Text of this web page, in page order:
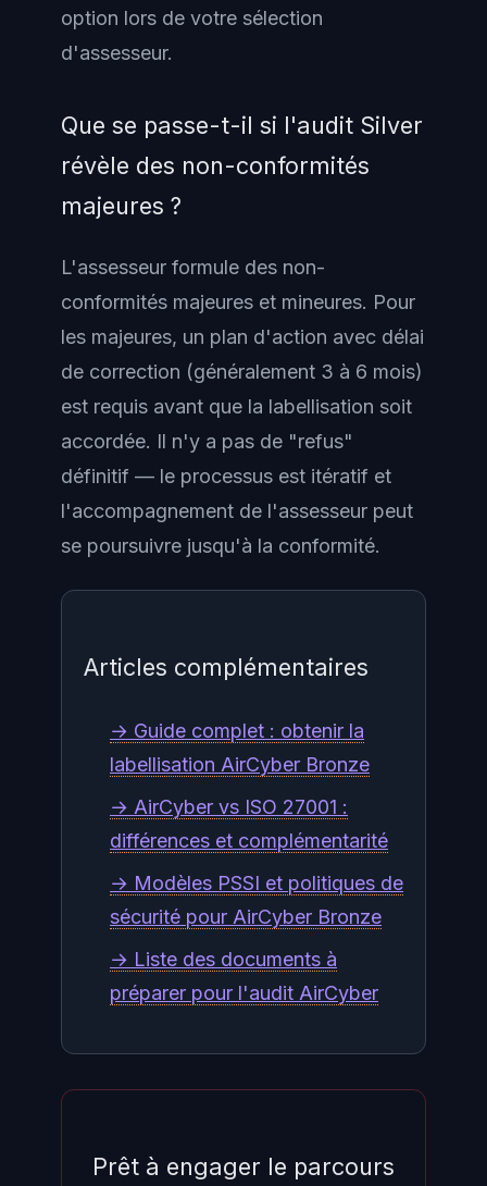
option lors de votre sélection
d'assesseur.
Que se passe-t-il si l'audit Silver
révèle des non-conformités
majeures ?
L'assesseur formule des non-
conformités majeures et mineures. Pour
les majeures, un plan d'action avec délai
de correction (généralement 3 à 6 mois)
est requis avant que la labellisation soit
accordée. Il n'y a pas de "refus"
définitif — le processus est itératif et
l'accompagnement de l'assesseur peut
se poursuivre jusqu'à la conformité.
Articles complémentaires
→ Guide complet : obtenir la
labellisation AirCyber Bronze
→ AirCyber vs ISO 27001 :
différences et complémentarité
→ Modèles PSSI et politiques de
sécurité pour AirCyber Bronze
→ Liste des documents à
préparer pour l'audit AirCyber
Prêt à engager le parcours